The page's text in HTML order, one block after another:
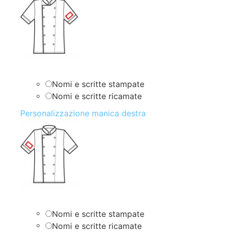
Nomi e scritte stampate
Nomi e scritte ricamate
Personalizzazione manica destra
Nomi e scritte stampate
Nomi e scritte ricamate